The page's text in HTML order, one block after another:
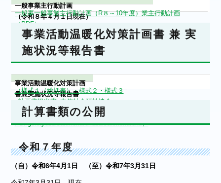
一般事業主行動計画
（令和８年４月１日現在）
一般事一般事業主行動計画（R８～10年度）業主行動計画
（PDF）
事業活動温暖化対策計画書 兼 実
施状況等報告書
事業活動温暖化対策計画
書兼実施状況等報告書
（令和７年７月１日現
在）
（様式１（総括表）・様式２・様式３
_計画書提出書_中信社会福祉協会
（2025.7.25）
PDFgenkyozaisanmokurokuzaisanmokuroku）
計算書類の公開
令和７年度
（自）令和6年4月1日 （至）令和7年3月31日